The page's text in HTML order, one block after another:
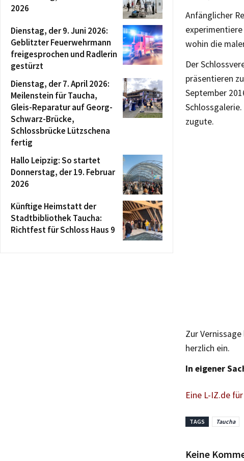
Anfänglicher
wohin die
Der
präsentieren
September
zugute.
Zur
herzlich ein.
In eigener
Eine L-IZ.de
TAGS Taucha
Keine
2026
Dienstag, der 9. Juni 2026:
Geblitzter Feuerwehrmann
freigesprochen und Radlerin
gestürzt
Dienstag, der 7. April 2026:
Meilenstein für Taucha,
Gleis-Reparatur auf Georg-
Schwarz-Brücke,
Schlossbrücke Lützschena
fertig
Hallo Leipzig: So startet
Donnerstag, der 19. Februar
2026
Künftige Heimstatt der
Stadtbibliothek Taucha:
Richtfest für Schloss Haus 9